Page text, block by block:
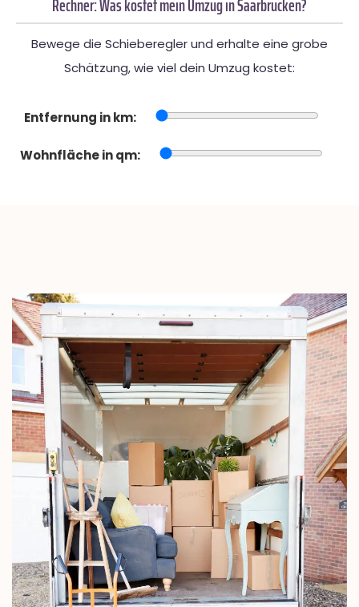
Rechner: Was kostet mein Umzug in Saarbrücken?
Bewege die Schieberegler und erhalte eine grobe
Schätzung, wie viel dein Umzug kostet:
Entfernung in km:
Wohnfläche in qm: